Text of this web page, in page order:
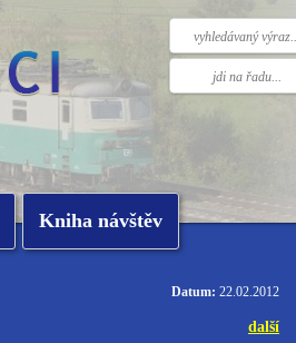
Kniha návštěv
Datum: 22.02.2012
další